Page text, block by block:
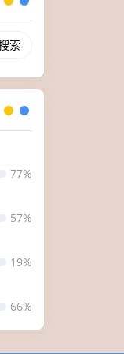
77%
57%
19%
66%